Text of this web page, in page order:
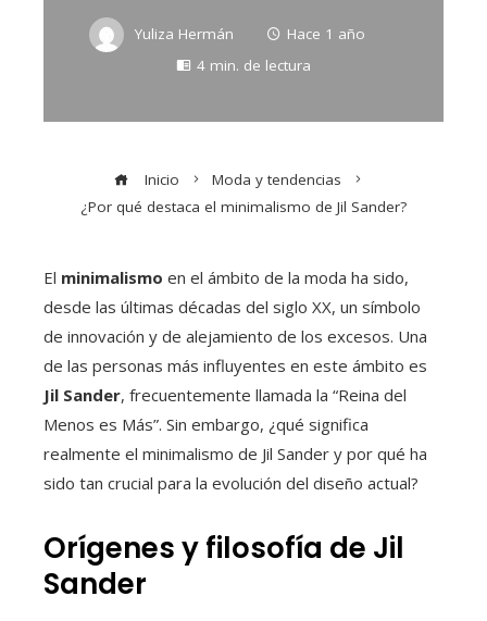
Yuliza Hermán
Hace 1 año
4 min. de lectura
Inicio
Moda y tendencias
¿Por qué destaca el minimalismo de Jil Sander?
El minimalismo en el ámbito de la moda ha sido,
desde las últimas décadas del siglo XX, un símbolo
de innovación y de alejamiento de los excesos. Una
de las personas más influyentes en este ámbito es
Jil Sander, frecuentemente llamada la “Reina del
Menos es Más”. Sin embargo, ¿qué significa
realmente el minimalismo de Jil Sander y por qué ha
sido tan crucial para la evolución del diseño actual?
Orígenes y filosofía de Jil
Sander